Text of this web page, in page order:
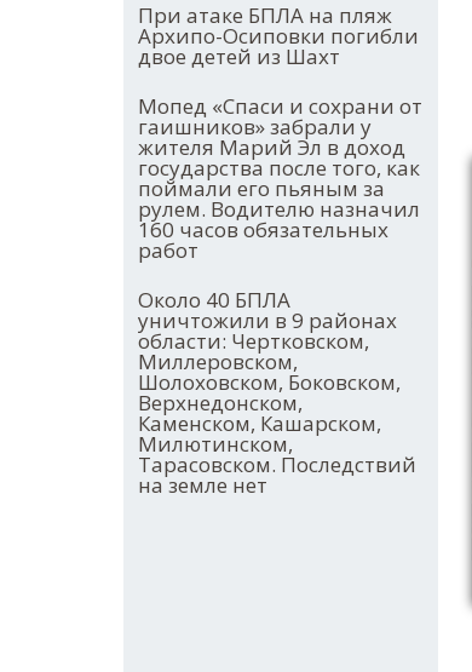
При атаке БПЛА на пляж
Архипо-Осиповки погибли
двое детей из Шахт
Мопед «Спаси и сохрани от
гаишников» забрали у
жителя Марий Эл в доход
государства после того, как
поймали его пьяным за
рулем. Водителю назначил
160 часов обязательных
работ
Около 40 БПЛА
уничтожили в 9 районах
области: Чертковском,
Миллеровском,
Шолоховском, Боковском,
Верхнедонском,
Каменском, Кашарском,
Милютинском,
Тарасовском. Последствий
на земле нет